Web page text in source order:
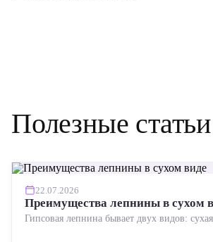
Полезные статьи
22.07.2026
Преимущества лепнины в сухом
Гипсовая лепнина бывает двух видов: